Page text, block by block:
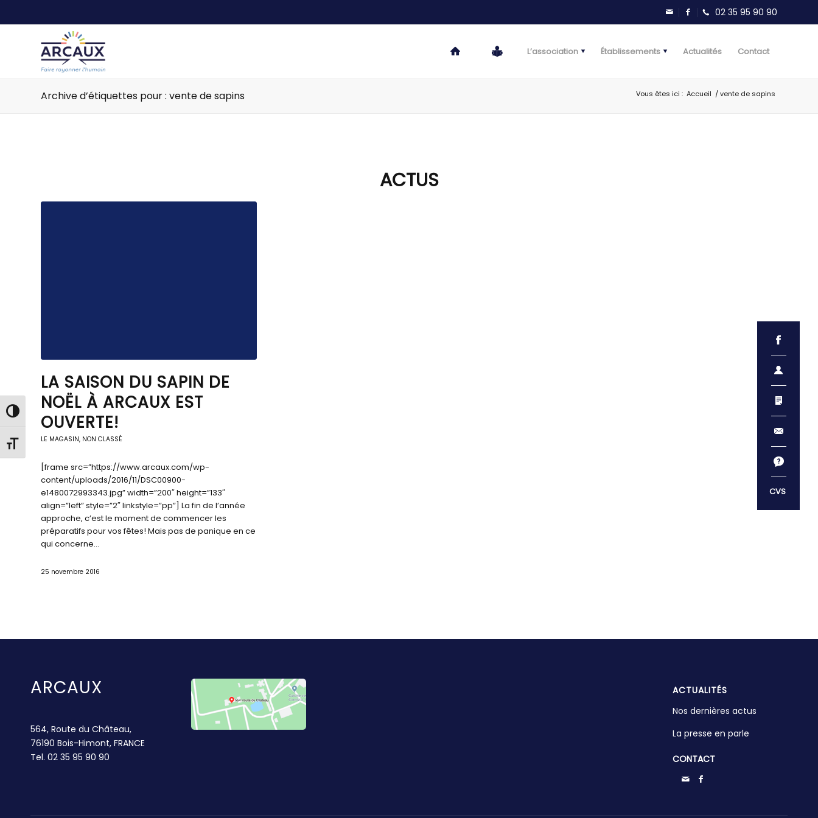
Passer en contraste élevé
Changer la taille de la police
L’association Établissements Actualités Contact
Archive d’étiquettes pour : vente de sapins Vous êtes ici : Accueil /vente de sapins
ACTUS
LA SAISON DU SAPIN DE
NOËL À ARCAUX EST
OUVERTE!
LE MAGASIN, NON CLASSÉ
[frame src=”https://www.arcaux.com/wp-
content/uploads/2016/11/DSC00900-
e1480072993343.jpg” width=”200″ height=”133″
align=”left” style=”2″ linkstyle=”pp”] La fin de l’année
approche, c’est le moment de commencer les
préparatifs pour vos fêtes! Mais pas de panique en ce
qui concerne…
25 novembre 2016
ARCAUX
564, Route du Château,
76190 Bois-Himont, FRANCE
Tel. 02 35 95 90 90
ACTUALITÉS
Nos dernières actus
La presse en parle
CONTACT